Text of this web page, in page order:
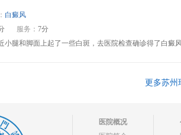
白癜风
服务： 7分
小腿和脚面上起了一些白斑，去医院检查确诊得了白
更多苏州
医院概况